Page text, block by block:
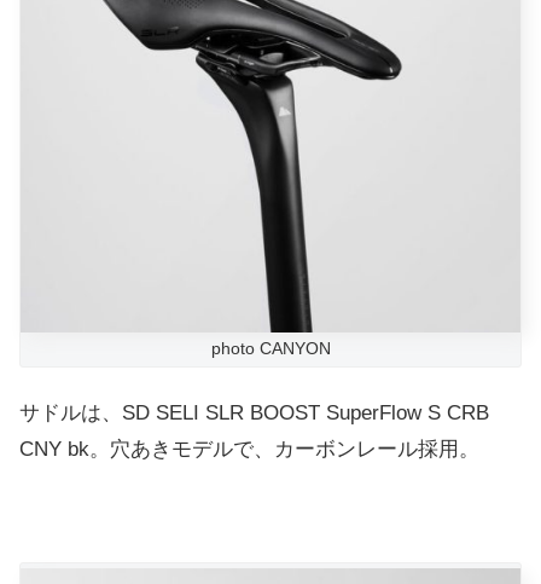
photo CANYON
サドルは、SD SELI SLR BOOST SuperFlow S CRB
CNY bk。穴あきモデルで、カーボンレール採用。